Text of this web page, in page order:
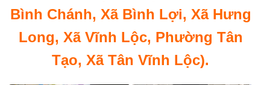
Bình Chánh, Xã Bình Lợi, Xã Hưng
Long, Xã Vĩnh Lộc, Phường Tân
Tạo, Xã Tân Vĩnh Lộc).